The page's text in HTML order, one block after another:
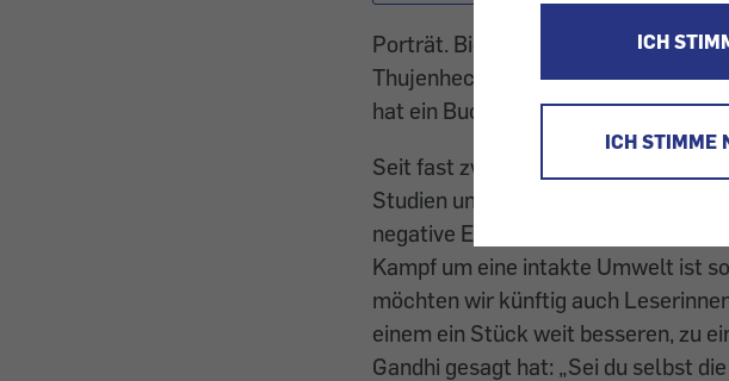
ICH
ICH STIMME
Porträt. Bienen brauchen
Thujenhecken und kahlen
hat ein Buch über die Bedürfnisse
Seit fast zwei Jahren beackern wir
Studien und Statistiken,
negative Erfahrungen gemacht
Kampf um eine intakte Umwelt ist
möchten wir künftig auch
einem ein Stück weit besseren, zu
Gandhi gesagt hat: „Sei du selbst